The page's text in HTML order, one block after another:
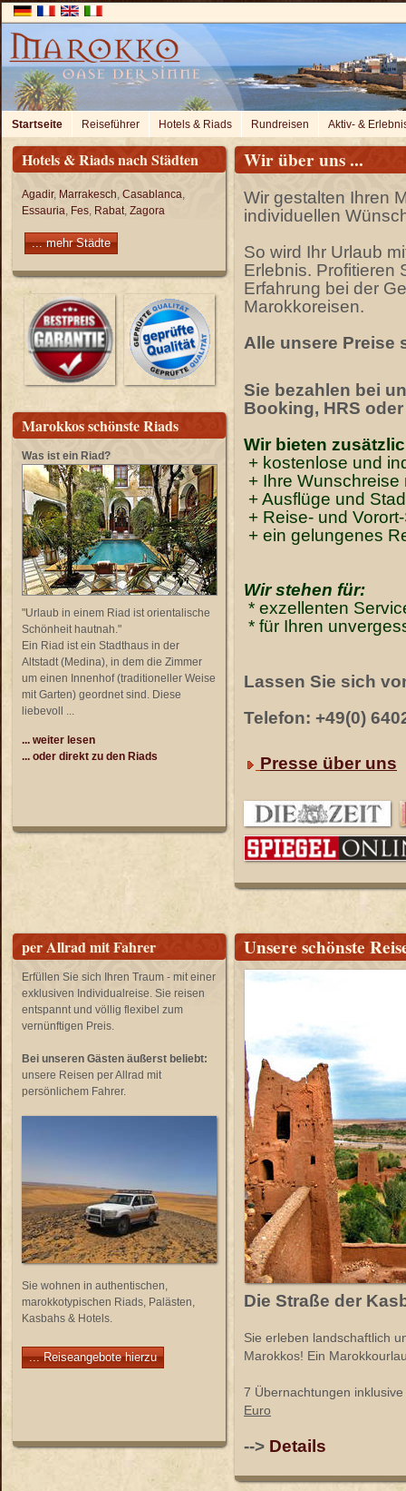
Startseite Reiseführer Hotels & Riads Rundreisen Aktiv- &
Hotels & Riads nach Städten
Agadir, Marrakesch, Casablanca,
Essauria, Fes, Rabat, Zagora
... mehr Städte
Marokkos schönste Riads
Was ist ein Riad?
"Urlaub in einem Riad ist orientalische
Schönheit hautnah."
Ein Riad ist ein Stadthaus in der
Altstadt (Medina), in dem die Zimmer
um einen Innenhof (traditioneller Weise
mit Garten) geordnet sind. Diese
liebevoll ...
... weiter lesen
... oder direkt zu den Riads
Wir über uns ...
Wir gestalten Ihren
individuellen
So wird Ihr Urlaub
Erlebnis. Profitieren
Erfahrung bei der
Marokkoreisen.
Alle unsere Preise
Sie bezahlen bei
Booking, HRS
Wir bieten
+ kostenlose und
+ Ihre
+ Ausflüge und
+ Reise- und
+ ein gelungenes
Wir stehen für:
* exzellenten
* für Ihren
Lassen Sie sich
Telefon: +49(0)
Presse über uns
per Allrad mit Fahrer
Erfüllen Sie sich Ihren Traum - mit einer
exklusiven Individualreise. Sie reisen
entspannt und völlig flexibel zum
vernünftigen Preis.
Bei unseren Gästen äußerst beliebt:
unsere Reisen per Allrad mit
persönlichem Fahrer.
Sie wohnen in authentischen,
marokkotypischen Riads, Palästen,
Kasbahs & Hotels.
... Reiseangebote hierzu
Unsere schönste
Die Straße der
Sie erleben landschaftlich
Marokkos! Ein
7 Übernachtungen
Euro
--> Details